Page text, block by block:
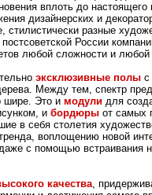
вплоть до настоящего
дизайнерских и
стилистически разные
России
любой сложности и любой
эксклюзивные полы с
Между тем, спектр
шире. Это и модули для
и бордюры от самых
в себя столетия
воплощению новой
с помощью встраивания
качества,